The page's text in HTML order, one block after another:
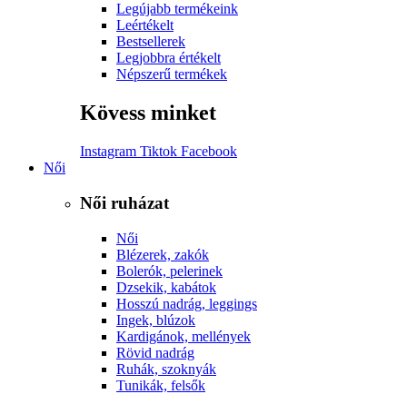
Legújabb termékeink
Leértékelt
Bestsellerek
Legjobbra értékelt
Népszerű termékek
Kövess minket
Instagram Tiktok Facebook
Női
Női ruházat
Női
Blézerek, zakók
Bolerók, pelerinek
Dzsekik, kabátok
Hosszú nadrág, leggings
Ingek, blúzok
Kardigánok, mellények
Rövid nadrág
Ruhák, szoknyák
Tunikák, felsők